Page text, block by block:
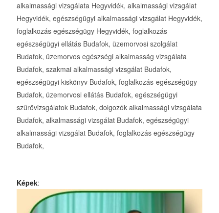
alkalmassági vizsgálata Hegyvidék, alkalmassági vizsgálat
Hegyvidék, egészségügyi alkalmassági vizsgálat Hegyvidék,
foglalkozás egészségügy Hegyvidék, foglalkozás
egészségügyi ellátás Budafok, üzemorvosi szolgálat
Budafok, üzemorvos egészségi alkalmasság vizsgálata
Budafok, szakmai alkalmassági vizsgálat Budafok,
egészségügyi kiskönyv Budafok, foglalkozás-egészségügy
Budafok, üzemorvosi ellátás Budafok, egészségügyi
szűrővizsgálatok Budafok, dolgozók alkalmassági vizsgálata
Budafok, alkalmassági vizsgálat Budafok, egészségügyi
alkalmassági vizsgálat Budafok, foglalkozás egészségügy
Budafok,
Képek: